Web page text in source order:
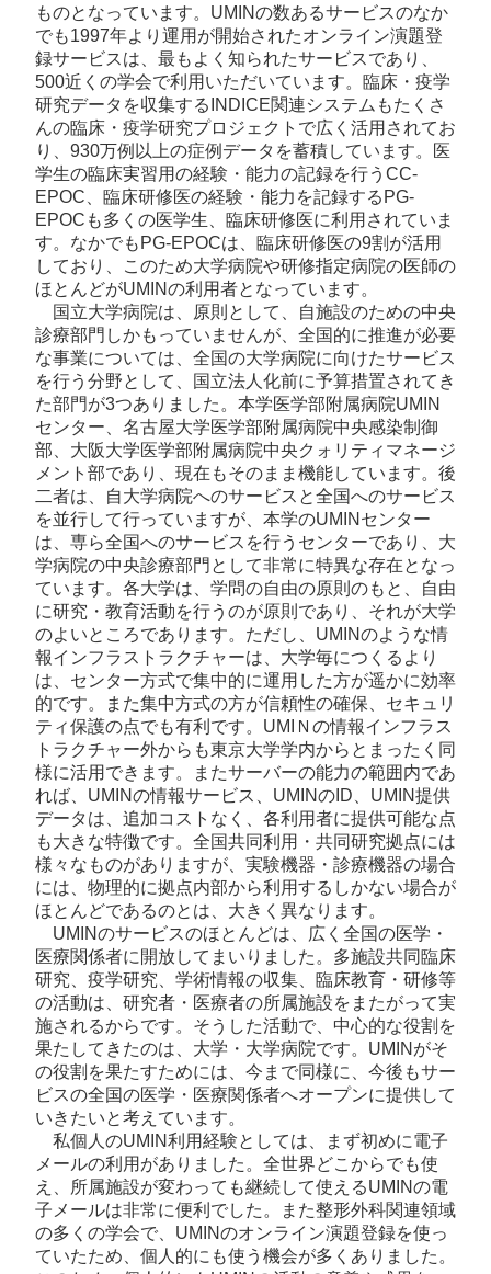
ものとなっています。UMINの数あるサービスのなか
でも1997年より運用が開始されたオンライン演題登
録サービスは、最もよく知られたサービスであり、
500近くの学会で利用いただいています。臨床・疫学
研究データを収集するINDICE関連システムもたくさ
んの臨床・疫学研究プロジェクトで広く活用されてお
り、930万例以上の症例データを蓄積しています。医
学生の臨床実習用の経験・能力の記録を行うCC-
EPOC、臨床研修医の経験・能力を記録するPG-
EPOCも多くの医学生、臨床研修医に利用されていま
す。なかでもPG-EPOCは、臨床研修医の9割が活用
しており、このため大学病院や研修指定病院の医師の
ほとんどがUMINの利用者となっています。
国立大学病院は、原則として、自施設のための中央
診療部門しかもっていませんが、全国的に推進が必要
な事業については、全国の大学病院に向けたサービス
を行う分野として、国立法人化前に予算措置されてき
た部門が3つありました。本学医学部附属病院UMIN
センター、名古屋大学医学部附属病院中央感染制御
部、大阪大学医学部附属病院中央クォリティマネージ
メント部であり、現在もそのまま機能しています。後
二者は、自大学病院へのサービスと全国へのサービス
を並行して行っていますが、本学のUMINセンター
は、専ら全国へのサービスを行うセンターであり、大
学病院の中央診療部門として非常に特異な存在となっ
ています。各大学は、学問の自由の原則のもと、自由
に研究・教育活動を行うのが原則であり、それが大学
のよいところであります。ただし、UMINのような情
報インフラストラクチャーは、大学毎につくるより
は、センター方式で集中的に運用した方が遥かに効率
的です。また集中方式の方が信頼性の確保、セキュリ
ティ保護の点でも有利です。UMIＮの情報インフラス
トラクチャー外からも東京大学学内からとまったく同
様に活用できます。またサーバーの能力の範囲内であ
れば、UMINの情報サービス、UMINのID、UMIN提供
データは、追加コストなく、各利用者に提供可能な点
も大きな特徴です。全国共同利用・共同研究拠点には
様々なものがありますが、実験機器・診療機器の場合
には、物理的に拠点内部から利用するしかない場合が
ほとんどであるのとは、大きく異なります。
UMINのサービスのほとんどは、広く全国の医学・
医療関係者に開放してまいりました。多施設共同臨床
研究、疫学研究、学術情報の収集、臨床教育・研修等
の活動は、研究者・医療者の所属施設をまたがって実
施されるからです。そうした活動で、中心的な役割を
果たしてきたのは、大学・大学病院です。UMINがそ
の役割を果たすためには、今まで同様に、今後もサー
ビスの全国の医学・医療関係者へオープンに提供して
いきたいと考えています。
私個人のUMIN利用経験としては、まず初めに電子
メールの利用がありました。全世界どこからでも使
え、所属施設が変わっても継続して使えるUMINの電
子メールは非常に便利でした。また整形外科関連領域
の多くの学会で、UMINのオンライン演題登録を使っ
ていたため、個人的にも使う機会が多くありました。